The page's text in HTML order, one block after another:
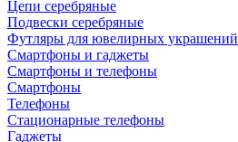
Цепи серебряные
Подвески серебряные
Футляры для ювелирных украшений
Смартфоны и гаджеты
Смартфоны и телефоны
Смартфоны
Телефоны
Стационарные телефоны
Гаджеты